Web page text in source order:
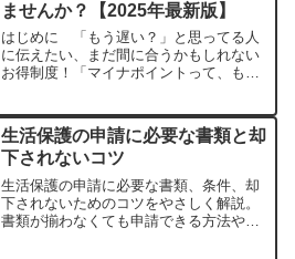
ませんか？【2025年最新版】
はじめに 「もう遅い？」と思ってる人
に伝えたい、まだ間に合うかもしれない
お得制度！「マイナポイントって、もう
か？私自身も、調理現場で忙しく働いて
いた頃は、新しい制度が出るたびに「う
わ、また何か始まったな」って思いなが
ら、結局つい...
生活保護の申請に必要な書類と却
下されないコツ
生活保護の申請に必要な書類、条件、却
下されないためのコツをやさしく解説。
書類が揃わなくても申請できる方法や、